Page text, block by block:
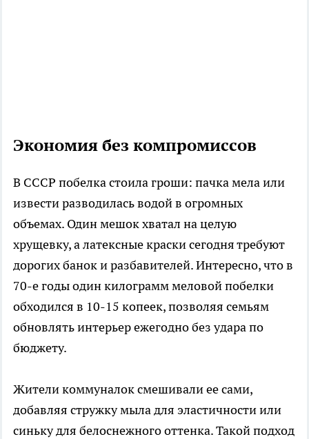
Экономия без компромиссов
В СССР побелка стоила гроши: пачка мела или
извести разводилась водой в огромных
объемах. Один мешок хватал на целую
хрущевку, а латексные краски сегодня требуют
дорогих банок и разбавителей. Интересно, что в
70-е годы один килограмм меловой побелки
обходился в 10-15 копеек, позволяя семьям
обновлять интерьер ежегодно без удара по
бюджету.​
Жители коммуналок смешивали ее сами,
добавляя стружку мыла для эластичности или
синьку для белоснежного оттенка. Такой подход